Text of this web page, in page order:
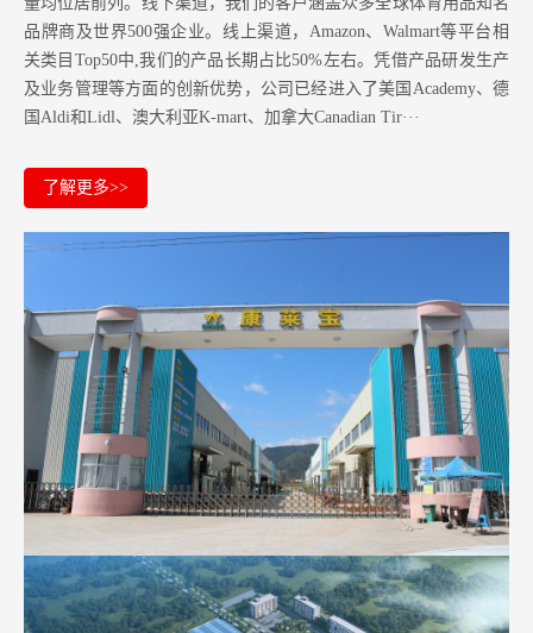
品牌商及世界500强企业。 线上渠道，Amazon、Walmart等平台相
关类目Top50中,我们的产品长期占比50%左右。凭借产品研发生产
及业务管理等方面的创新优势，公司已经进入了美国Academy、德
国Aldi和Lidl、澳大利亚K-mart、加拿大Canadian Tir···
了解更多>>